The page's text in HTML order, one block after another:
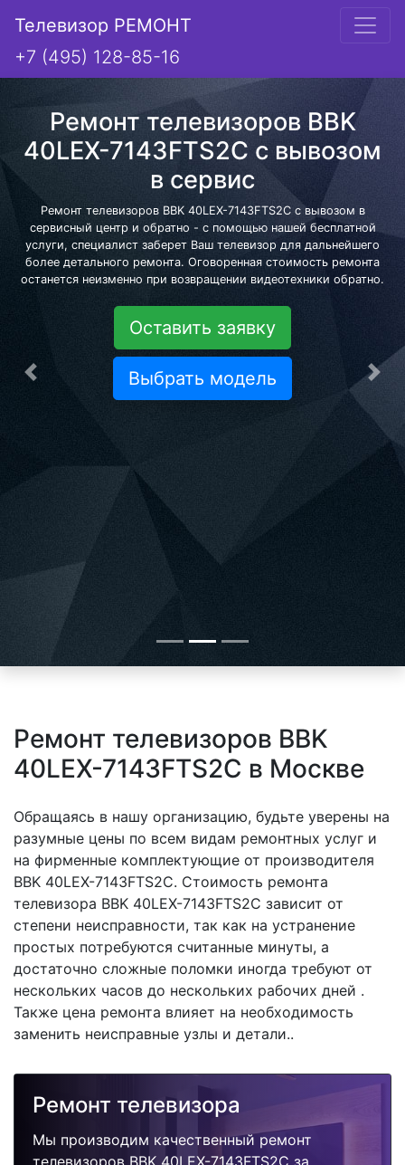
Телевизор РЕМОНТ
+7 (495) 128-85-16
Ремонт телевизоров BBK
40LEX-7143FTS2C с вывозом
в сервис
Ремонт телевизоров BBK 40LEX-7143FTS2C с вывозом в
сервисный центр и обратно - с помощью нашей бесплатной
услуги, специалист заберет Ваш телевизор для дальнейшего
более детального ремонта. Оговоренная стоимость ремонта
останется неизменно при возвращении видеотехники обратно.
Оставить заявку
Выбрать модель
Предыдущая
Ремонт телевизоров BBK
40LEX-7143FTS2C в Москве
Обращаясь в нашу организацию, будьте уверены на
разумные цены по всем видам ремонтных услуг и
на фирменные комплектующие от производителя
BBK 40LEX-7143FTS2C. Стоимость ремонта
телевизора BBK 40LEX-7143FTS2C зависит от
степени неисправности, так как на устранение
простых потребуются считанные минуты, а
достаточно сложные поломки иногда требуют от
нескольких часов до нескольких рабочих дней .
Также цена ремонта влияет на необходимость
заменить неисправные узлы и детали..
Ремонт телевизора
Мы производим качественный ремонт
телевизоров BBK 40LEX-7143FTS2C за